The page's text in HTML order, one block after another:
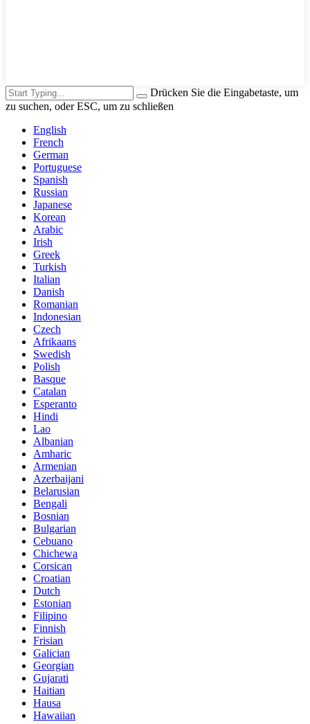
Drücken Sie die Eingabetaste, um
zu suchen, oder ESC, um zu schließen
English
French
German
Portuguese
Spanish
Russian
Japanese
Korean
Arabic
Irish
Greek
Turkish
Italian
Danish
Romanian
Indonesian
Czech
Afrikaans
Swedish
Polish
Basque
Catalan
Esperanto
Hindi
Lao
Albanian
Amharic
Armenian
Azerbaijani
Belarusian
Bengali
Bosnian
Bulgarian
Cebuano
Chichewa
Corsican
Croatian
Dutch
Estonian
Filipino
Finnish
Frisian
Galician
Georgian
Gujarati
Haitian
Hausa
Hawaiian